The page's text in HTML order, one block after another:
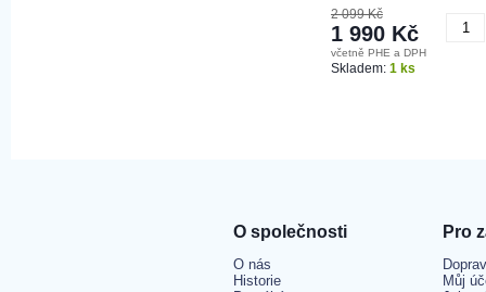
2 099 Kč
1 990 Kč
včetně PHE a DPH
Skladem: 1 ks
O společnosti
O nás
Historie
Pro
Můj